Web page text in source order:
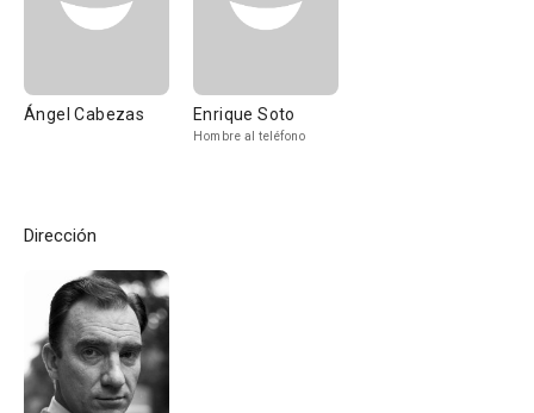
Ángel Cabezas Enrique Soto
Hombre al teléfono
Dirección